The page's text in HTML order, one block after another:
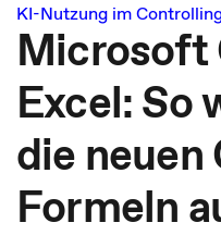
KI-Nutzung im
Microsoft
Excel: So
die
Formeln